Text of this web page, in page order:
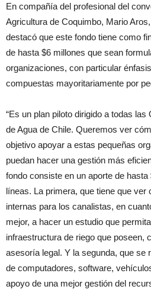
En compañía del profesional del
Agricultura de Coquimbo, Mario
destacó que este fondo tiene como
de hasta $6 millones que sean
organizaciones, con particular
compuestas mayoritariamente por
“Es un plan piloto dirigido a todas
de Agua de Chile. Queremos ver
objetivo apoyar a estas pequeñas
puedan hacer una gestión más
fondo consiste en un aporte de
líneas. La primera, que tiene que
internas para los canalistas, en
mejor, a hacer un estudio que
infraestructura de riego que poseen,
asesoría legal. Y la segunda, que se
de computadores, software,
apoyo de una mejor gestión del